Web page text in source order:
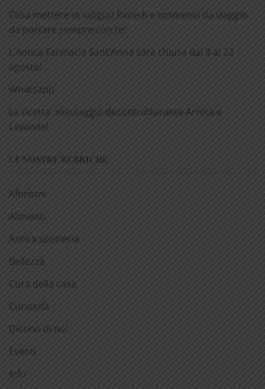
Cosa mettere in valigia? Rimedi e cosmetici da viaggio
da portare sempre con te!
L’Antica Farmacia Sant’Anna sarà chiusa dal 3 al 22
agosto!
Whatsapp
La ricetta: massaggio decontratturante Arnica e
Lavanda!
LE NOSTRE RUBRICHE
Aforismi
Alimenti
Antica spezieria
Bellezza
Cura della casa
Curiosità
Dicono di noi
Eventi
Info